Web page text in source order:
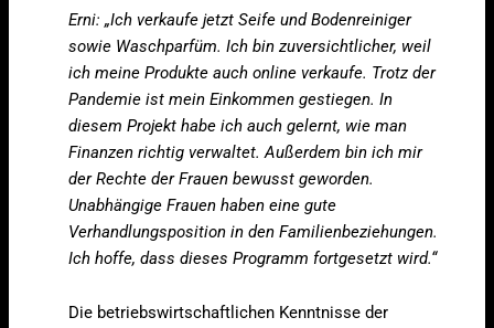
Erni: „Ich verkaufe jetzt Seife und Bodenreiniger
sowie Waschparfüm. Ich bin zuversichtlicher, weil
ich meine Produkte auch online verkaufe. Trotz der
Pandemie ist mein Einkommen gestiegen. In
diesem Projekt habe ich auch gelernt, wie man
Finanzen richtig verwaltet. Außerdem bin ich mir
der Rechte der Frauen bewusst geworden.
Unabhängige Frauen haben eine gute
Verhandlungsposition in den Familienbeziehungen.
Ich hoffe, dass dieses Programm fortgesetzt wird.“
Die betriebswirtschaftlichen Kenntnisse der